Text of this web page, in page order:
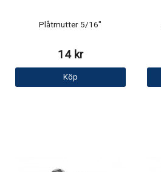
Plåtmutter 5/16"
14 kr
Köp